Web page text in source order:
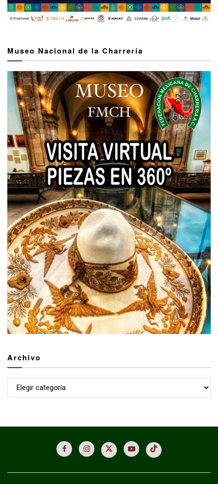
Museo Nacional de la Charrería
Archivo
Archivo